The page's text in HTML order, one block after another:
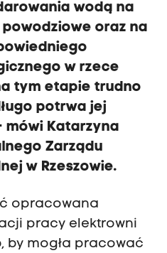
wodą na
oraz na
w rzece
tym etapie trudno
potrwa jej
mówi Katarzyna
Zarządu
w Rzeszowie.
opracowana
pracy elektrowni
by mogła pracować